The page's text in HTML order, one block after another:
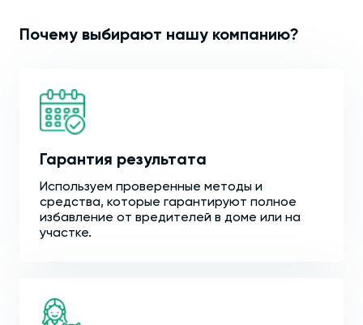
Почему выбирают нашу компанию?
Гарантия результата
Используем проверенные методы и
средства, которые гарантируют полное
избавление от вредителей в доме или на
участке.